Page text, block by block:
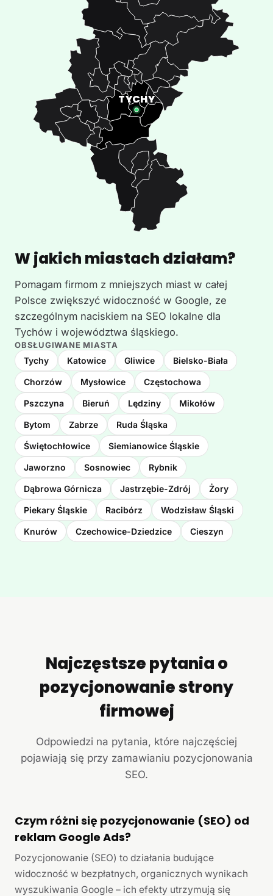
W jakich miastach działam?
Pomagam firmom z mniejszych miast w całej
Polsce zwiększyć widoczność w Google, ze
szczególnym naciskiem na SEO lokalne dla
Tychów i województwa śląskiego.
OBSŁUGIWANE MIASTA
Tychy Katowice Gliwice Bielsko-Biała
Chorzów Mysłowice Częstochowa
Pszczyna Bieruń Lędziny Mikołów
Bytom Zabrze Ruda Śląska
Świętochłowice Siemianowice Śląskie
Jaworzno Sosnowiec Rybnik
Dąbrowa Górnicza Jastrzębie-Zdrój Żory
Piekary Śląskie Racibórz Wodzisław Śląski
Knurów Czechowice-Dziedzice Cieszyn
Najczęstsze pytania o
pozycjonowanie strony
firmowej
Odpowiedzi na pytania, które najczęściej
pojawiają się przy zamawianiu pozycjonowania
SEO.
Czym różni się pozycjonowanie (SEO) od
reklam Google Ads?
Pozycjonowanie (SEO) to działania budujące
widoczność w bezpłatnych, organicznych wynikach
wyszukiwania Google – ich efekty utrzymują się